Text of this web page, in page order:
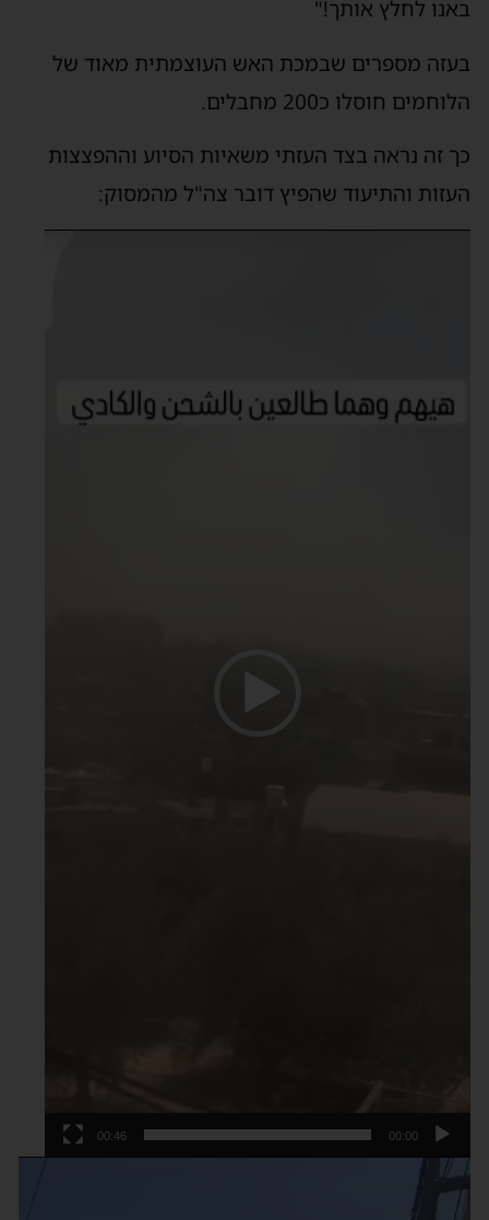
באנו לחלץ אותך!"
בעזה מספרים שבמכת האש העוצמתית מאוד של
הלוחמים חוסלו כ200 מחבלים.
כך זה נראה בצד העזתי משאיות הסיוע וההפצצות
העזות והתיעוד שהפיץ דובר צה"ל מהמסוק:
00:00
00:46
נגן
וידאו